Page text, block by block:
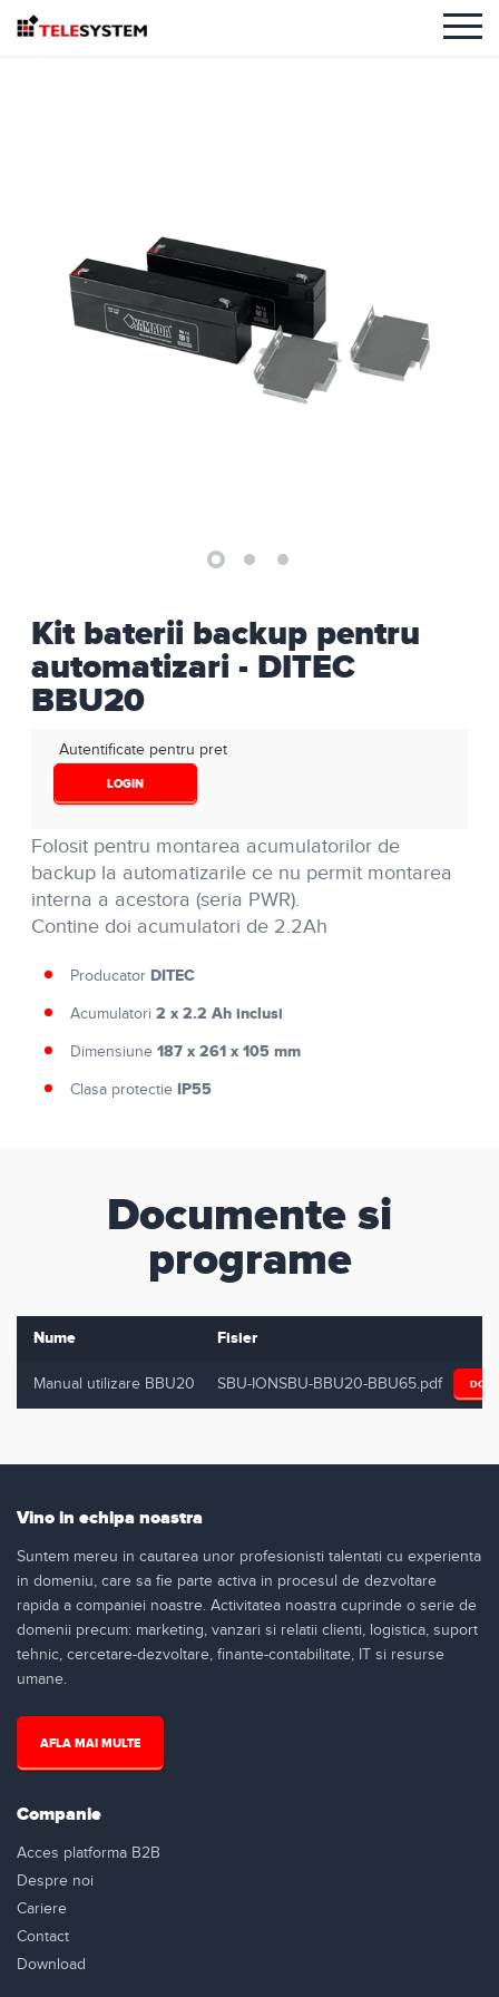
Kit baterii backup pentru
automatizari - DITEC
BBU20
Autentificate pentru pret
LOGIN
Folosit pentru montarea acumulatorilor de
backup la automatizarile ce nu permit montarea
interna a acestora (seria PWR).
Contine doi acumulatori de 2.2Ah
Producator DITEC
Acumulatori 2 x 2.2 Ah inclusi
Dimensiune 187 x 261 x 105 mm
Clasa protectie IP55
Documente si
programe
Nume Fisier
Manual utilizare BBU20 SBU-IONSBU-BBU20-BBU65.pdf
Vino in echipa noastra
Suntem mereu in cautarea unor profesionisti talentati cu experienta
in domeniu, care sa fie parte activa in procesul de dezvoltare
rapida a companiei noastre. Activitatea noastra cuprinde o serie de
domenii precum: marketing, vanzari si relatii clienti, logistica, suport
tehnic, cercetare-dezvoltare, finante-contabilitate, IT si resurse
umane.
AFLA MAI MULTE
Companie
Acces platforma B2B
Despre noi
Cariere
Contact
Download